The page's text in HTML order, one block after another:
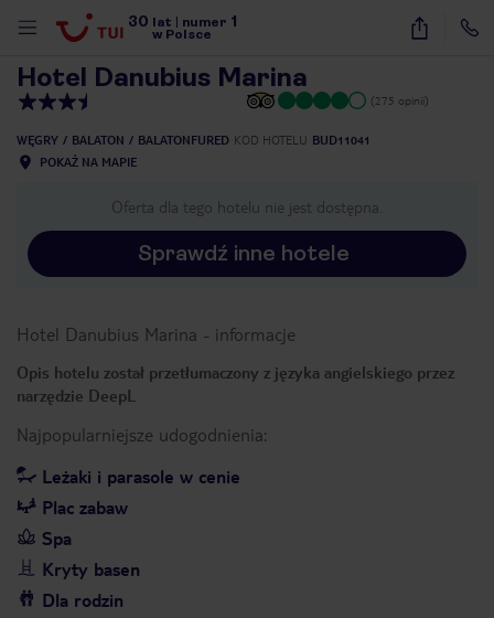
30 lat numer 1
w Polsce
32
Hotel Danubius Marina
(275 opinii)
WĘGRY BALATON BALATONFURED KOD HOTELU BUD11041
POKAŻ NA MAPIE
Oferta dla tego hotelu nie jest dostępna.
Sprawdź inne hotele
Hotel Danubius Marina - informacje
Opis hotelu został przetłumaczony z języka angielskiego przez
narzędzie DeepL
Najpopularniejsze udogodnienia:
Leżaki i parasole w cenie
Plac zabaw
Spa
Kryty basen
Dla rodzin